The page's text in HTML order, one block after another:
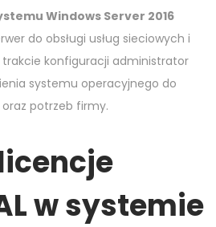
Windows Server 2016
do obsługi usług sieciowych i
trakcie konfiguracji administrator
systemu operacyjnego do
potrzeb firmy.
w systemie